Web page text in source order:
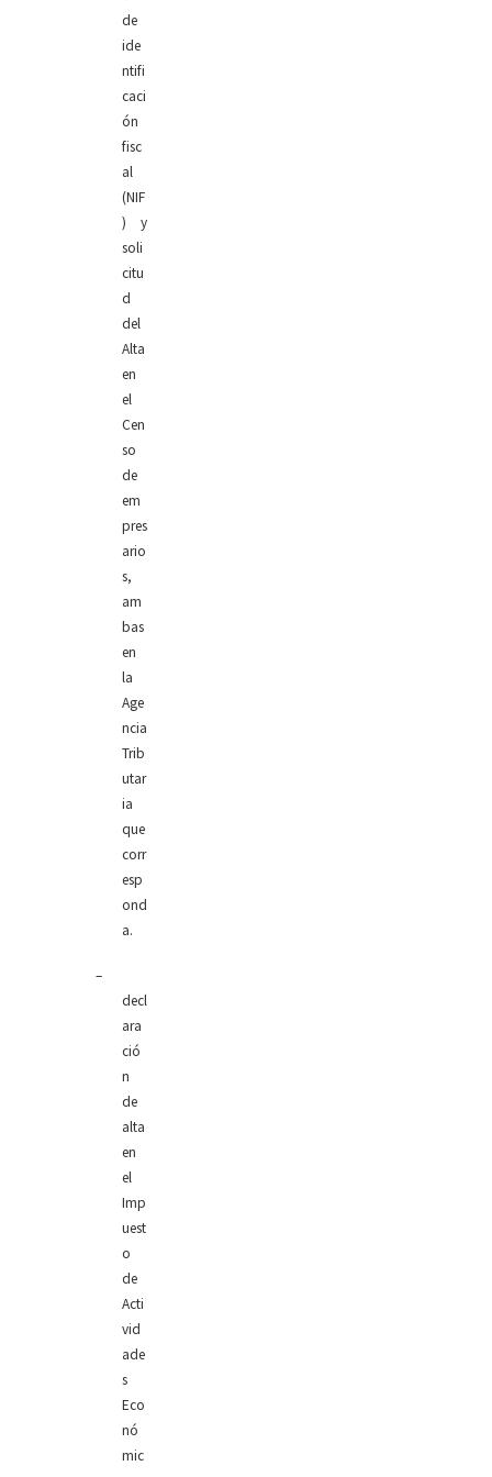
de
ide
ntifi
caci
ón
fisc
al
(NIF
) y
soli
citu
d
del
Alta
en
el
Cen
so
de
em
pres
ario
s,
am
bas
en
la
Age
ncia
Trib
utar
ia
que
corr
esp
ond
a.
–
decl
ara
ció
n
de
alta
en
el
Imp
uest
o
de
Acti
vid
ade
s
Eco
nó
mic